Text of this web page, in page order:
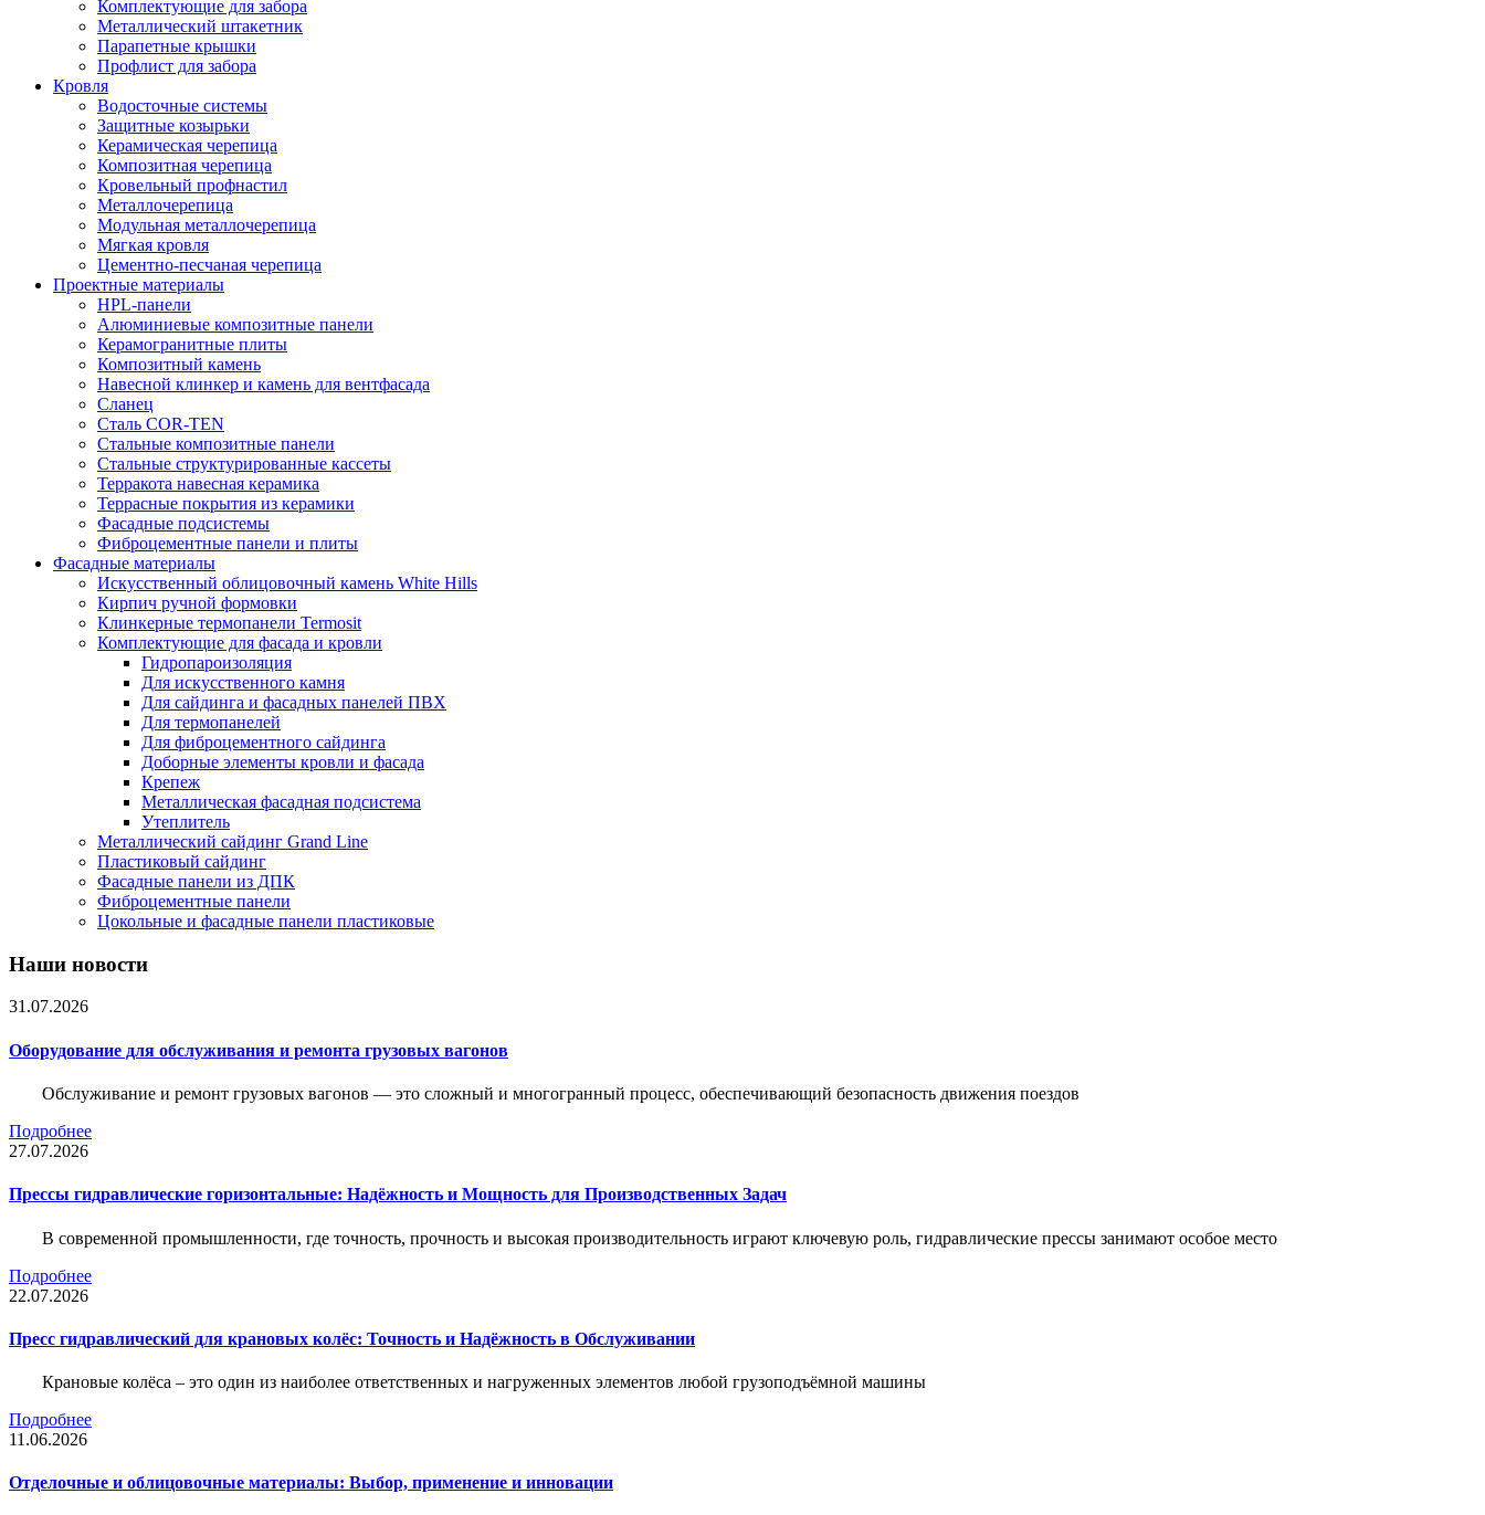
Комплектующие для забора
Металлический штакетник
Парапетные крышки
Профлист для забора
Кровля
Водосточные системы
Защитные козырьки
Керамическая черепица
Композитная черепица
Кровельный профнастил
Металлочерепица
Модульная металлочерепица
Мягкая кровля
Цементно-песчаная черепица
Проектные материалы
HPL-панели
Алюминиевые композитные панели
Керамогранитные плиты
Композитный камень
Навесной клинкер и камень для вентфасада
Сланец
Сталь COR-TEN
Стальные композитные панели
Стальные структурированные кассеты
Терракота навесная керамика
Террасные покрытия из керамики
Фасадные подсистемы
Фиброцементные панели и плиты
Фасадные материалы
Искусственный облицовочный камень White Hills
Кирпич ручной формовки
Клинкерные термопанели Termosit
Комплектующие для фасада и кровли
Гидропароизоляция
Для искусственного камня
Для сайдинга и фасадных панелей ПВХ
Для термопанелей
Для фиброцементного сайдинга
Доборные элементы кровли и фасада
Крепеж
Металлическая фасадная подсистема
Утеплитель
Металлический сайдинг Grand Line
Пластиковый сайдинг
Фасадные панели из ДПК
Фиброцементные панели
Цокольные и фасадные панели пластиковые
Наши новости
31.07.2026
Оборудование для обслуживания и ремонта грузовых вагонов
Обслуживание и ремонт грузовых вагонов — это сложный и многогранный процесс, обеспечивающий безопасность движения поездов
Подробнее
27.07.2026
Прессы гидравлические горизонтальные: Надёжность и Мощность для Производственных Задач
В современной промышленности, где точность, прочность и высокая производительность играют ключевую роль, гидравлические прессы занимают особое место
Подробнее
22.07.2026
Пресс гидравлический для крановых колёс: Точность и Надёжность в Обслуживании
Крановые колёса – это один из наиболее ответственных и нагруженных элементов любой грузоподъёмной машины
Подробнее
11.06.2026
Отделочные и облицовочные материалы: Выбор, применение и инновации